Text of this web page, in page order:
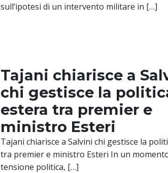
sull’ipotesi di un intervento militare in […]
Tajani chiarisce a
chi gestisce la
estera tra premier e
ministro Esteri
Tajani chiarisce a Salvini chi gestisce la
tra premier e ministro Esteri In un
tensione politica, […]